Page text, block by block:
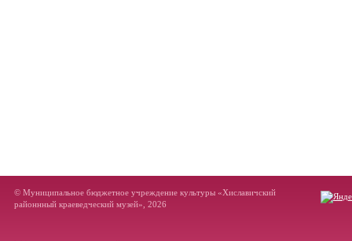
© Муниципальное бюджетное учреждение культуры «Хиславичский
районнный краеведческий музей», 2026